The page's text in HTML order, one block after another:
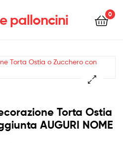
palloncini 0
Torta Ostia
AUGURI NOME